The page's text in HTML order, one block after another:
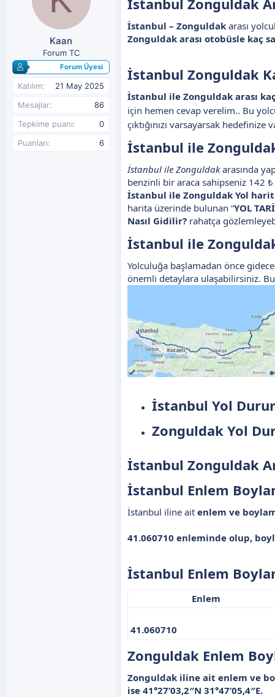
l
a
n
ı
ç
t
a
r
Kaan
Forum TC
Forum Üyesi
Katılım
21 May 2025
Mesajlar
86
Tepkime puanı
0
Puanları
6
İstanbul Zonguldak
İstanbul – Zonguldak arası
Zonguldak arası otobüsle kaç
İstanbul Zonguldak
İstanbul ile Zonguldak arası
için hemen cevap verelim.. Bu
çıktığınızı varsayarsak
İstanbul ile
İstanbul ile Zonguldakarasında
benzinli bir araca sahipseniz 142 ₺
İstanbul ile Zonguldak Yol
harita üzerinde bulunan “YOL
Nasıl Gidilir? rahatça
İstanbul ile
Yolculuğa başlamadan önce
önemli detaylara ulaşabilirsiniz.
İstanbul Yol
Zonguldak Yol
İstanbul Zonguldak
İstanbul Enlem
İstanbul iline ait enlem ve
41.060710 enleminde olup,
İstanbul Enlem
Enlem
41.060710
Zonguldak Enlem
Zonguldak iline ait enlem ve
ise 41°27’03,2″N 31°47’05,4″E.